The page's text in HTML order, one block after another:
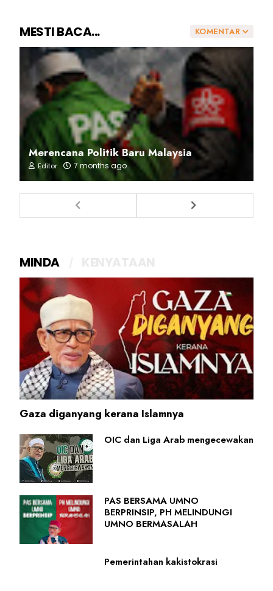
KOMENTAR
MESTI BACA...
Merencana Politik Baru Malaysia
Editor 7 months ago
MINDA
Gaza diganyang kerana Islamnya
OIC dan Liga Arab mengecewakan
PAS BERSAMA UMNO
BERPRINSIP, PH MELINDUNGI
UMNO BERMASALAH
Pemerintahan kakistokrasi